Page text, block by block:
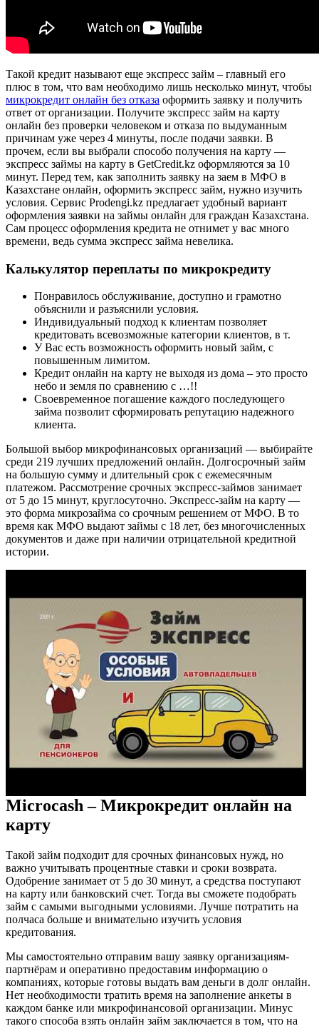
Такой кредит называют еще экспресс займ – главный его
плюс в том, что вам необходимо лишь несколько минут, чтобы
микрокредит онлайн без отказа оформить заявку и получить
ответ от организации. Получите экспресс займ на карту
онлайн без проверки человеком и отказа по выдуманным
причинам уже через 4 минуты, после подачи заявки. В
прочем, если вы выбрали способо получения на карту —
экспресс займы на карту в GetCredit.kz оформляются за 10
минут. Перед тем, как заполнить заявку на заем в МФО в
Казахстане онлайн, оформить экспресс займ, нужно изучить
условия. Сервис Prodengi.kz предлагает удобный вариант
оформления заявки на займы онлайн для граждан Казахстана.
Сам процесс оформления кредита не отнимет у вас много
времени, ведь сумма экспресс займа невелика.
Калькулятор переплаты по микрокредиту
Понравилось обслуживание, доступно и грамотно
объяснили и разъяснили условия.
Индивидуальный подход к клиентам позволяет
кредитовать всевозможные категории клиентов, в т.
У Вас есть возможность оформить новый займ, с
повышенным лимитом.
Кредит онлайн на карту не выходя из дома – это просто
небо и земля по сравнению с …!!
Своевременное погашение каждого последующего
займа позволит сформировать репутацию надежного
клиента.
Большой выбор микрофинансовых организаций — выбирайте
среди 219 лучших предложений онлайн. Долгосрочный займ
на большую сумму и длительный срок с ежемесячным
платежом. Рассмотрение срочных экспресс-займов занимает
от 5 до 15 минут, круглосуточно. Экспресс-займ на карту —
это форма микрозайма со срочным решением от МФО. В то
время как МФО выдают займы с 18 лет, без многочисленных
документов и даже при наличии отрицательной кредитной
истории.
Microcash – Микрокредит онлайн на
карту
Такой займ подходит для срочных финансовых нужд, но
важно учитывать процентные ставки и сроки возврата.
Одобрение занимает от 5 до 30 минут, а средства поступают
на карту или банковский счет. Тогда вы сможете подобрать
займ с самыми выгодными условиями. Лучше потратить на
полчаса больше и внимательно изучить условия
кредитования.
Мы самостоятельно отправим вашу заявку организациям-
партнёрам и оперативно предоставим информацию о
компаниях, которые готовы выдать вам деньги в долг онлайн.
Нет необходимости тратить время на заполнение анкеты в
каждом банке или микрофинансовой организации. Минус
такого способа взять онлайн займ заключается в том, что на